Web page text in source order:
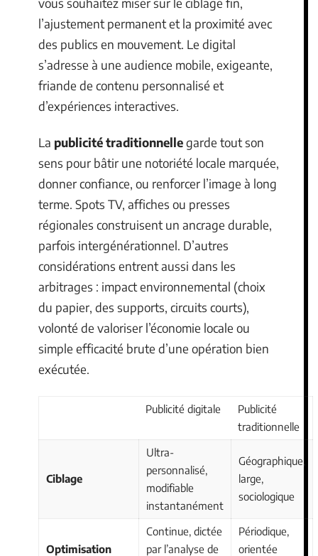
l’ajustement permanent et la proximité avec
des publics en mouvement. Le digital
s’adresse à une audience mobile, exigeante,
friande de contenu personnalisé et
d’expériences interactives.
La publicité traditionnellegarde tout son
sens pour bâtir une notoriété locale marquée,
donner confiance, ou renforcer l’image à long
terme. Spots TV, affiches ou presses
régionales construisent un ancrage durable,
parfois intergénérationnel. D’autres
considérations entrent aussi dans les
arbitrages : impact environnemental (choix
du papier, des supports, circuits courts),
volonté de valoriser l’économie locale ou
simple efficacité brute d’une opération bien
exécutée.
Publicité digitale
Publicité
traditionnelle
Ciblage
Ultra-
personnalisé,
modifiable
instantanément
Géographique,
large,
sociologique
Optimisation
Continue, dictée
par l’analyse de
Périodique,
orientée